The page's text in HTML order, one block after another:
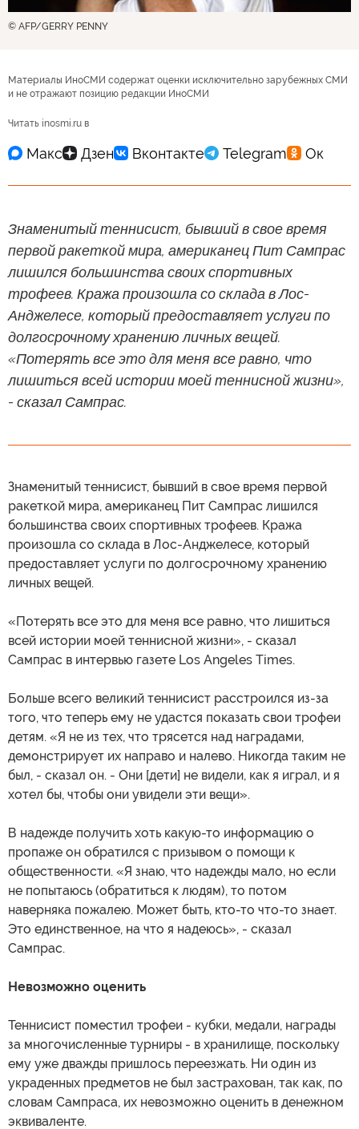
© AFP/GERRY PENNY
Материалы ИноСМИ содержат оценки исключительно зарубежных СМИ
и не отражают позицию редакции ИноСМИ
Читать inosmi.ru в
Знаменитый теннисист, бывший в свое время
первой ракеткой мира, американец Пит Сампрас
лишился большинства своих спортивных
трофеев. Кража произошла со склада в Лос-
Анджелесе, который предоставляет услуги по
долгосрочному хранению личных вещей.
«Потерять все это для меня все равно, что
лишиться всей истории моей теннисной жизни»,
- сказал Сампрас.
Знаменитый теннисист, бывший в свое время первой
ракеткой мира, американец Пит Сампрас лишился
большинства своих спортивных трофеев. Кража
произошла со склада в Лос-Анджелесе, который
предоставляет услуги по долгосрочному хранению
личных вещей.
«Потерять все это для меня все равно, что лишиться
всей истории моей теннисной жизни», - сказал
Сампрас в интервью газете Los Angeles Times.
Больше всего великий теннисист расстроился из-за
того, что теперь ему не удастся показать свои трофеи
детям. «Я не из тех, что трясется над наградами,
демонстрирует их направо и налево. Никогда таким не
был, - сказал он. - Они [дети] не видели, как я играл, и я
хотел бы, чтобы они увидели эти вещи».
В надежде получить хоть какую-то информацию о
пропаже он обратился с призывом о помощи к
общественности. «Я знаю, что надежды мало, но если
не попытаюсь (обратиться к людям), то потом
наверняка пожалею. Может быть, кто-то что-то знает.
Это единственное, на что я надеюсь», - сказал
Сампрас.
Невозможно оценить
Теннисист поместил трофеи - кубки, медали, награды
за многочисленные турниры - в хранилище, поскольку
ему уже дважды пришлось переезжать. Ни один из
украденных предметов не был застрахован, так как, по
словам Сампраса, их невозможно оценить в денежном
эквиваленте.